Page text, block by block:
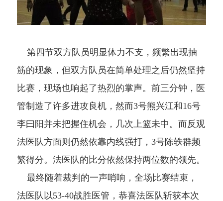
第四节双方队员明显体力不支，频繁出现抽
筋的现象，但双方队员在简单处理之后仍然坚持
比赛，现场也响起了热烈的掌声。前三分钟，医
管制造了许多进攻良机，然而3号熊兴江和16号
李曰阳并未把握住机会，几次上篮未中。而反观
法医队方面则仍然依靠内线强打，3号陈轶群频
繁得分。法医队的比分依然保持两位数的领先。
最终随着裁判的一声哨响，全场比赛结束，
法医队 以53-40战胜医管，恭喜法医队斩获本次